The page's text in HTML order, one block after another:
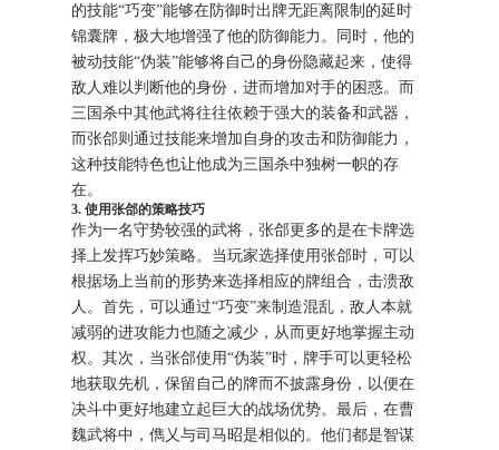
的技能“巧变”能够在防御时出牌无距离限制的延时
锦囊牌，极大地增强了他的防御能力。同时，他的
被动技能“伪装”能够将自己的身份隐藏起来，使得
敌人难以判断他的身份，进而增加对手的困惑。而
三国杀中其他武将往往依赖于强大的装备和武器，
而张郃则通过技能来增加自身的攻击和防御能力，
这种技能特色也让他成为三国杀中独树一帜的存
在。
3. 使用张郃的策略技巧
作为一名守势较强的武将，张郃更多的是在卡牌选
择上发挥巧妙策略。当玩家选择使用张郃时，可以
根据场上当前的形势来选择相应的牌组合，击溃敌
人。首先，可以通过“巧变”来制造混乱，敌人本就
减弱的进攻能力也随之减少，从而更好地掌握主动
权。其次，当张郃使用“伪装”时，牌手可以更轻松
地获取先机，保留自己的牌而不披露身份，以便在
决斗中更好地建立起巨大的战场优势。最后，在曹
魏武将中，儁乂与司马昭是相似的。他们都是智谋